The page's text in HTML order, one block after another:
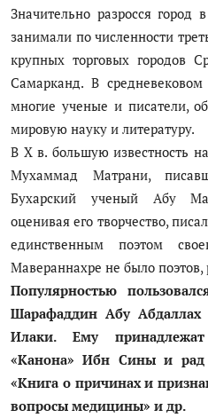
Значительно разросся
занимали по численности
крупных торговых городов
Самарканд. В
многие ученые и писатели,
мировую науку и литературу.
В X в. большую известность
Мухаммад Матрани,
Бухарский ученый Абу
оценивая его творчество,
единственным поэтом
Мавераннахре не было
Популярностью
Шарафаддин Абу
Илаки. Ему
«Канона» Ибн Сины и рад
«Книга о причинах и
вопросы медицины» и др.